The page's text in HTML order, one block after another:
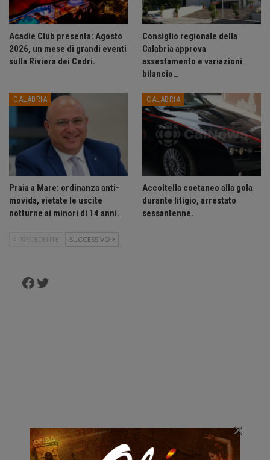
Acadie Club presenta: Agosto
2026, un mese di grandi eventi
sulla Riviera dei Cedri.
Consiglio regionale della
Calabria approva
assestamento e variazioni
bilancio…
CALABRIA
Praia a Mare: ordinanza anti-
movida, vietate le uscite
notturne ai minori di 14 anni.
CALABRIA
Accoltella coetaneo alla gola
durante litigio, arrestato
sessantenne.
PRECEDENTE SUCCESSIVO
Facebook
Twitter
×